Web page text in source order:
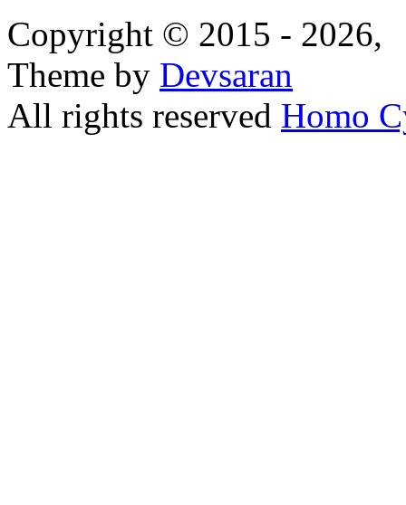
Copyright © 2015 - 2026,
Theme by Devsaran
All rights reserved Homo